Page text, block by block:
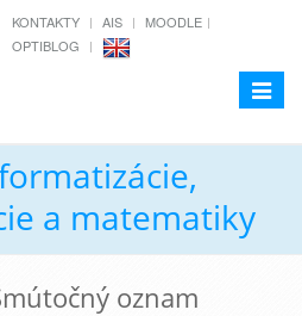
KONTAKTY AIS
MOODLE
OPTIBLOG
Toggle
a matematiky
oznam